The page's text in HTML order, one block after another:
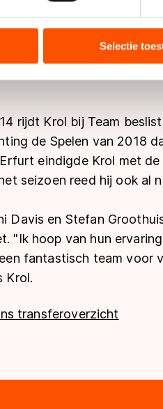
uw gebruik van onze site
met andere gegevens die
gegevens doorgeven
volgens de GDPR. Door op
Selectie
rijdt Krol bij Team
de Spelen van 2018
eindigde Krol met
seizoen reed hij ook al
Davis en Stefan
"Ik hoop van hun
fantastisch team voor
Krol.
transferoverzicht